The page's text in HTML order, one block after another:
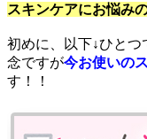
スキンケアにお悩み
初めに、以下↓ひと
念ですが今お使いの
す！！